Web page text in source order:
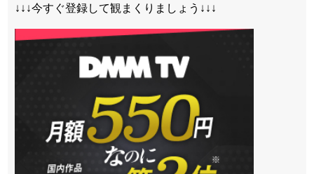
↓↓↓今すぐ登録して観まくりましょう↓↓↓